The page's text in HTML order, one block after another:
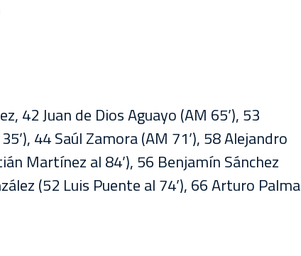
42 Juan de Dios Aguayo (AM 65’), 53
44 Saúl Zamora (AM 71’), 58 Alejandro
Martínez al 84’), 56 Benjamín Sánchez
(52 Luis Puente al 74’), 66 Arturo Palma